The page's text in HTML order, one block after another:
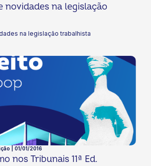
novidades na legislação
na legislação trabalhista
| 01/01/2016
nos Tribunais 11ª Ed.